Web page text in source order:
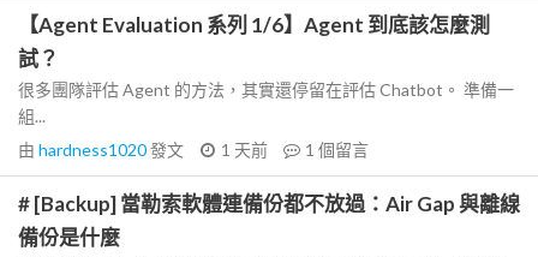
【Agent Evaluation 系列 1/6】Agent 到底該怎麼測
試？
很多團隊評估 Agent 的方法，其實還停留在評估 Chatbot。 準備一
組...
由 hardness1020發文 1 天前 1 個留言
# [Backup] 當勒索軟體連備份都不放過：Air Gap 與離線
備份是什麼